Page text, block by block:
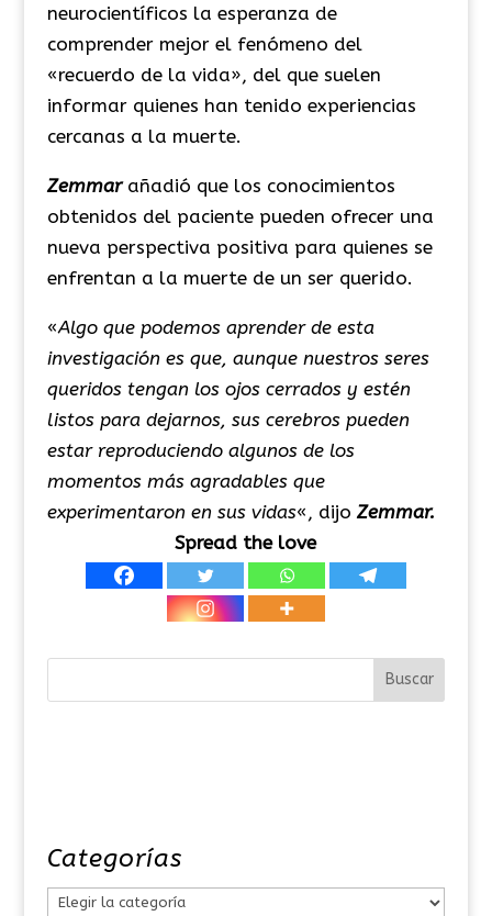
neurocientíficos la esperanza de
comprender mejor el fenómeno del
«recuerdo de la vida», del que suelen
informar quienes han tenido experiencias
cercanas a la muerte.
Zemmarañadió que los conocimientos
obtenidos del paciente pueden ofrecer una
nueva perspectiva positiva para quienes se
enfrentan a la muerte de un ser querido.
«Algo que podemos aprender de esta
investigación es que, aunque nuestros seres
queridos tengan los ojos cerrados y estén
listos para dejarnos, sus cerebros pueden
estar reproduciendo algunos de los
momentos más agradables que
experimentaron en sus vidas«, dijo Zemmar.
Spread the love
Categorías